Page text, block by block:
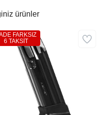
ürünler
FARKSIZ
6 TAKSİT